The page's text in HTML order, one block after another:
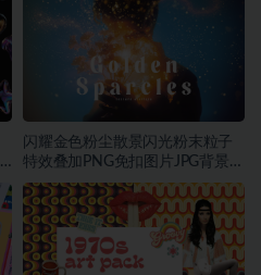
闪耀金色粉尘散景闪光粉末粒子
特效叠加PNG免扣图片JPG背景素
材